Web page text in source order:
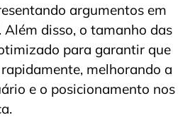
argumentos em
Além disso, o tamanho das
para garantir que
melhorando a
e o posicionamento nos